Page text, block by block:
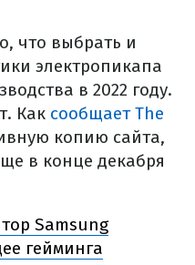
что выбрать и
электропикапа
в 2022 году.
Как сообщает The
копию сайта,
в конце декабря
Samsung
гейминга